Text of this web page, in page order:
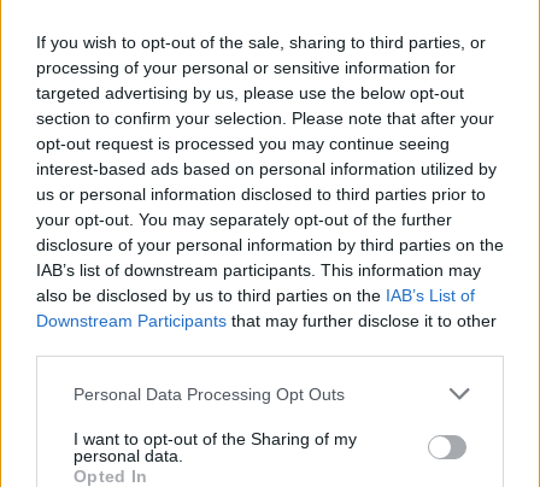
If you wish to opt-out of the sale, sharing to third parties, or
processing of your personal or sensitive information for
targeted advertising by us, please use the below opt-out
section to confirm your selection. Please note that after your
opt-out request is processed you may continue seeing
interest-based ads based on personal information utilized by
us or personal information disclosed to third parties prior to
your opt-out. You may separately opt-out of the further
disclosure of your personal information by third parties on the
IAB’s list of downstream participants. This information may
also be disclosed by us to third parties on the IAB’s List of
Downstream Participants that may further disclose it to other
Personal Data Processing Opt Outs
I want to opt-out of the Sharing of my
personal data.
Opted In
Věk: 36
Kontakt
Napsat uživateli vzkaz
Informace o profilu a chatu
Registrace od: 21.01.2022 20:26
Online : Není nikde online
Naposledy aktivní
: 03.01.2023 18:55
Prochatováno
: 1.54 hod.
Počet přátel: 1
Profil zobrazen : 33x
Líbí se
Oblibené místnosti : Žádné
Sledované diskuze